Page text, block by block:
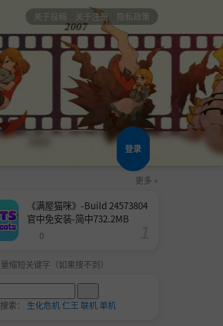
关于投稿 关于注册 隐私政策
登录
更多 »
《满屋猫咪》-Build 24573804
官中免安装-简中732.2MB
0
缩短关键字（如果搜不到）
索： 生化危机仁王 联机单机